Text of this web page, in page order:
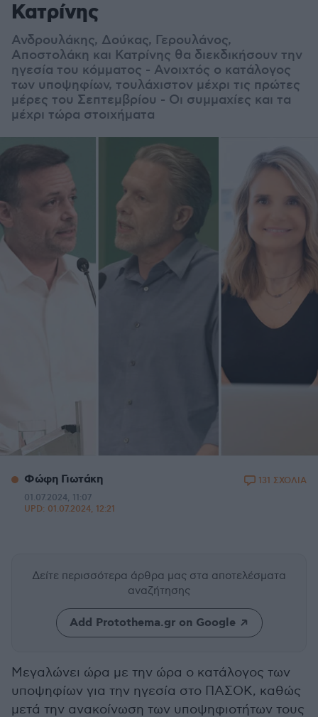
Κατρίνης
Ανδρουλάκης, Δούκας, Γερουλάνος,
Αποστολάκη και Κατρίνης θα διεκδικήσουν την
ηγεσία του κόμματος - Ανοιχτός ο κατάλογος
των υποψηφίων, τουλάχιστον μέχρι τις πρώτες
μέρες του Σεπτεμβρίου - Οι συμμαχίες και τα
μέχρι τώρα στοιχήματα
Φώφη Γιωτάκη
01.07.2024, 11:07
UPD: 01.07.2024, 12:21
131 ΣΧΟΛΙΑ
Δείτε περισσότερα άρθρα μας στα αποτελέσματα
αναζήτησης
Add Protothema.gr on Google
Μεγαλώνει ώρα με την ώρα ο κατάλογος των
υποψηφίων για την ηγεσία στο ΠΑΣΟΚ, καθώς
μετά την ανακοίνωση των υποψηφιοτήτων τους